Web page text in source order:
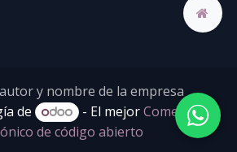
y nombre de la empresa
de
- El mejorComercio
de código abierto